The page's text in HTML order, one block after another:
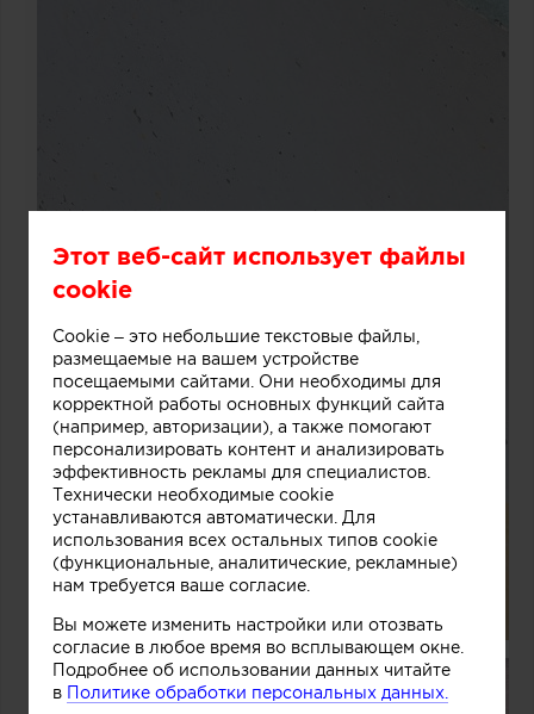
Этот веб-сайт использует файлы
cookie
Cookie – это небольшие текстовые файлы,
размещаемые на вашем устройстве
посещаемыми сайтами. Они необходимы для
корректной работы основных функций сайта
(например, авторизации), а также помогают
персонализировать контент и анализировать
эффективность рекламы для специалистов.
Технически необходимые cookie
устанавливаются автоматически. Для
использования всех остальных типов cookie
(функциональные, аналитические, рекламные)
нам требуется ваше согласие.
Вы можете изменить настройки или отозвать
согласие в любое время во всплывающем окне.
Подробнее об использовании данных читайте
в Политике обработки персональных данных.